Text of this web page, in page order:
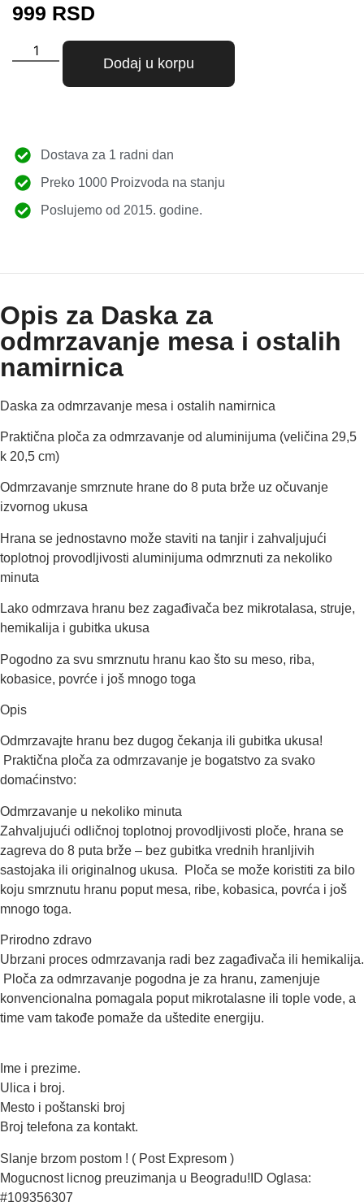
999 RSD
Dodaj u korpu
Dostava za 1 radni dan
Preko 1000 Proizvoda na stanju
Poslujemo od 2015. godine.
Opis za Daska za
odmrzavanje mesa i ostalih
namirnica
Daska za odmrzavanje mesa i ostalih namirnica
Praktična ploča za odmrzavanje od aluminijuma (veličina 29,5
k 20,5 cm)
Odmrzavanje smrznute hrane do 8 puta brže uz očuvanje
izvornog ukusa
Hrana se jednostavno može staviti na tanjir i zahvaljujući
toplotnoj provodljivosti aluminijuma odmrznuti za nekoliko
minuta
Lako odmrzava hranu bez zagađivača bez mikrotalasa, struje,
hemikalija i gubitka ukusa
Pogodno za svu smrznutu hranu kao što su meso, riba,
kobasice, povrće i još mnogo toga
Opis
Odmrzavajte hranu bez dugog čekanja ili gubitka ukusa!
Praktična ploča za odmrzavanje je bogatstvo za svako
domaćinstvo:
Odmrzavanje u nekoliko minuta
Zahvaljujući odličnoj toplotnoj provodljivosti ploče, hrana se
zagreva do 8 puta brže – bez gubitka vrednih hranljivih
sastojaka ili originalnog ukusa. Ploča se može koristiti za bilo
koju smrznutu hranu poput mesa, ribe, kobasica, povrća i još
mnogo toga.
Prirodno zdravo
Ubrzani proces odmrzavanja radi bez zagađivača ili hemikalija.
Ploča za odmrzavanje pogodna je za hranu, zamenjuje
konvencionalna pomagala poput mikrotalasne ili tople vode, a
time vam takođe pomaže da uštedite energiju.
Ime i prezime.
Ulica i broj.
Mesto i poštanski broj
Broj telefona za kontakt.
Slanje brzom postom ! ( Post Expresom )
Mogucnost licnog preuzimanja u Beogradu!ID Oglasa:
#109356307